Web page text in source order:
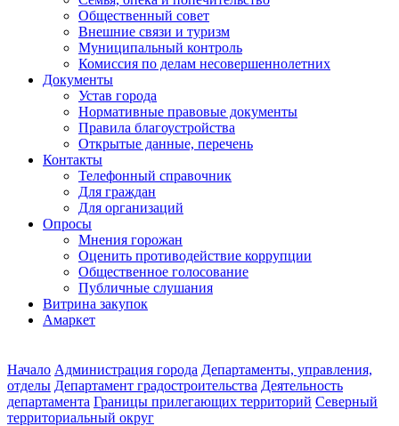
Общественный совет
Внешние связи и туризм
Муниципальный контроль
Комиссия по делам несовершеннолетних
Документы
Устав города
Нормативные правовые документы
Правила благоустройства
Открытые данные, перечень
Контакты
Телефонный справочник
Для граждан
Для организаций
Опросы
Мнения горожан
Оценить противодействие коррупции
Общественное голосование
Публичные слушания
Витрина закупок
Амаркет
Начало Администрация города Департаменты, управления,
отделы Департамент градостроительства Деятельность
департамента Границы прилегающих территорий Северный
территориальный округ